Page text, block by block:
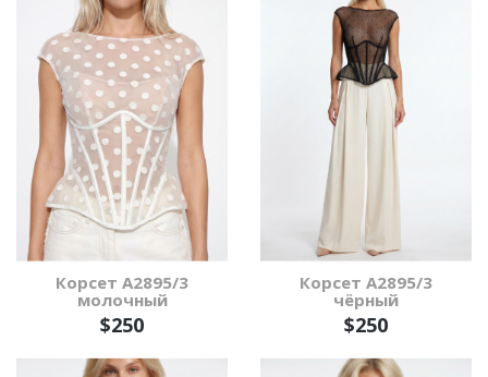
Корсет А2895/3
молочный
$250
Корсет А2895/3
чёрный
$250